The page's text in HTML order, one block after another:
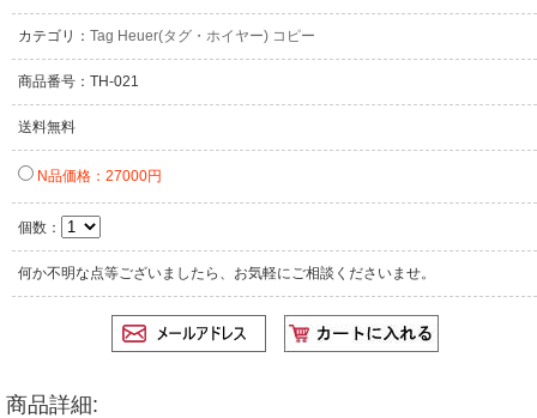
カテゴリ： Tag Heuer(タグ・ホイヤー) コピー
商品番号：TH-021
送料無料
N品価格：27000円
個数：
何か不明な点等ございましたら、お気軽にご相談くださいませ。
商品詳細: